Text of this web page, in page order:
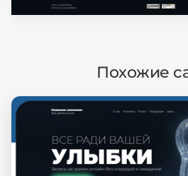
Похожие